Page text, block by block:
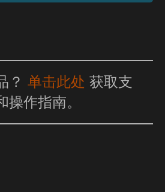
？ 单击此处 获取支
作指南。